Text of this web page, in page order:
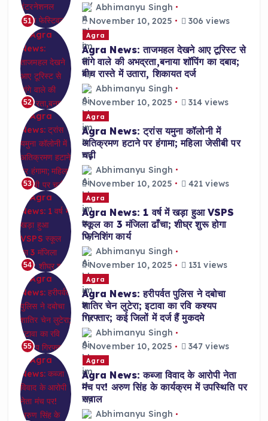
51
Abhimanyu Singh
November 10, 2025
306 views
52
Agra
Agra News: ताजमहल देखने आए टूरिस्ट से
तांगे वाले की अभद्रता,बनाया शॉपिंग का दबाव;
बीच रास्ते में उतारा, शिकायत दर्ज
Abhimanyu Singh
November 10, 2025
314 views
53
Agra
Agra News: ट्रांस यमुना कॉलोनी में
अतिक्रमण हटाने पर हंगामा; महिला जेसीबी पर
चढ़ी
Abhimanyu Singh
November 10, 2025
421 views
54
Agra
Agra News: 1 वर्ष में खड़ा हुआ VSPS
स्कूल का 3 मंजिला ढाँचा; शीघ्र शुरू होगा
फिनिशिंग कार्य
Abhimanyu Singh
November 10, 2025
131 views
55
Agra
Agra News: हरीपर्वत पुलिस ने दबोचा
शातिर चेन लुटेरा; इटावा का रवि कश्यप
गिरफ्तार; कई जिलों में दर्ज हैं मुकदमे
Abhimanyu Singh
November 10, 2025
347 views
Agra
Agra News: कब्जा विवाद के आरोपी नेता
मंच पर! अरुण सिंह के कार्यक्रम में उपस्थिति पर
सवाल
Abhimanyu Singh